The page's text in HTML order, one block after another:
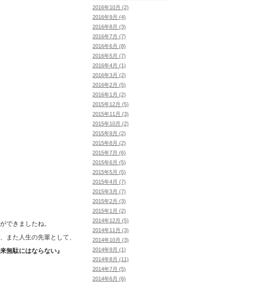
できましたね。
また人生の先輩として、
無駄にはならない』
2016年10月 (2)
2016年9月 (4)
2016年8月 (3)
2016年7月 (7)
2016年6月 (8)
2016年5月 (7)
2016年4月 (1)
2016年3月 (2)
2016年2月 (5)
2016年1月 (2)
2015年12月 (5)
2015年11月 (3)
2015年10月 (2)
2015年9月 (2)
2015年8月 (2)
2015年7月 (6)
2015年6月 (5)
2015年5月 (5)
2015年4月 (7)
2015年3月 (7)
2015年2月 (3)
2015年1月 (2)
2014年12月 (5)
2014年11月 (3)
2014年10月 (3)
2014年9月 (1)
2014年8月 (11)
2014年7月 (5)
2014年6月 (6)